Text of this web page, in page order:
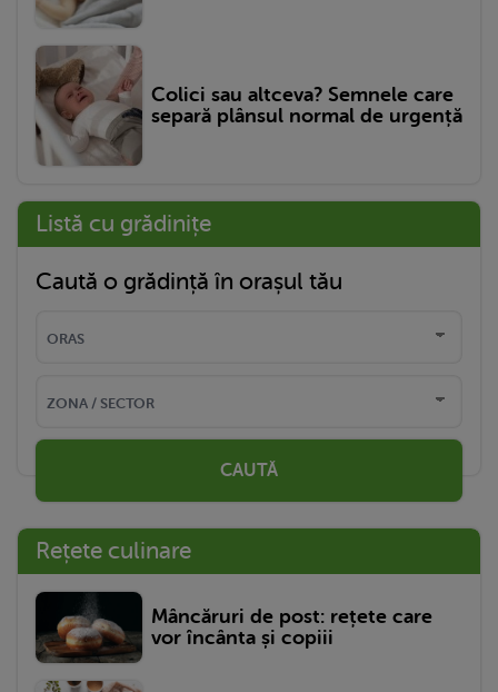
Colici sau altceva? Semnele care
separă plânsul normal de urgență
Listă cu grădinițe
Caută o grădință în orașul tău
CAUTĂ
Rețete culinare
Mâncăruri de post: rețete care
vor încânta și copiii